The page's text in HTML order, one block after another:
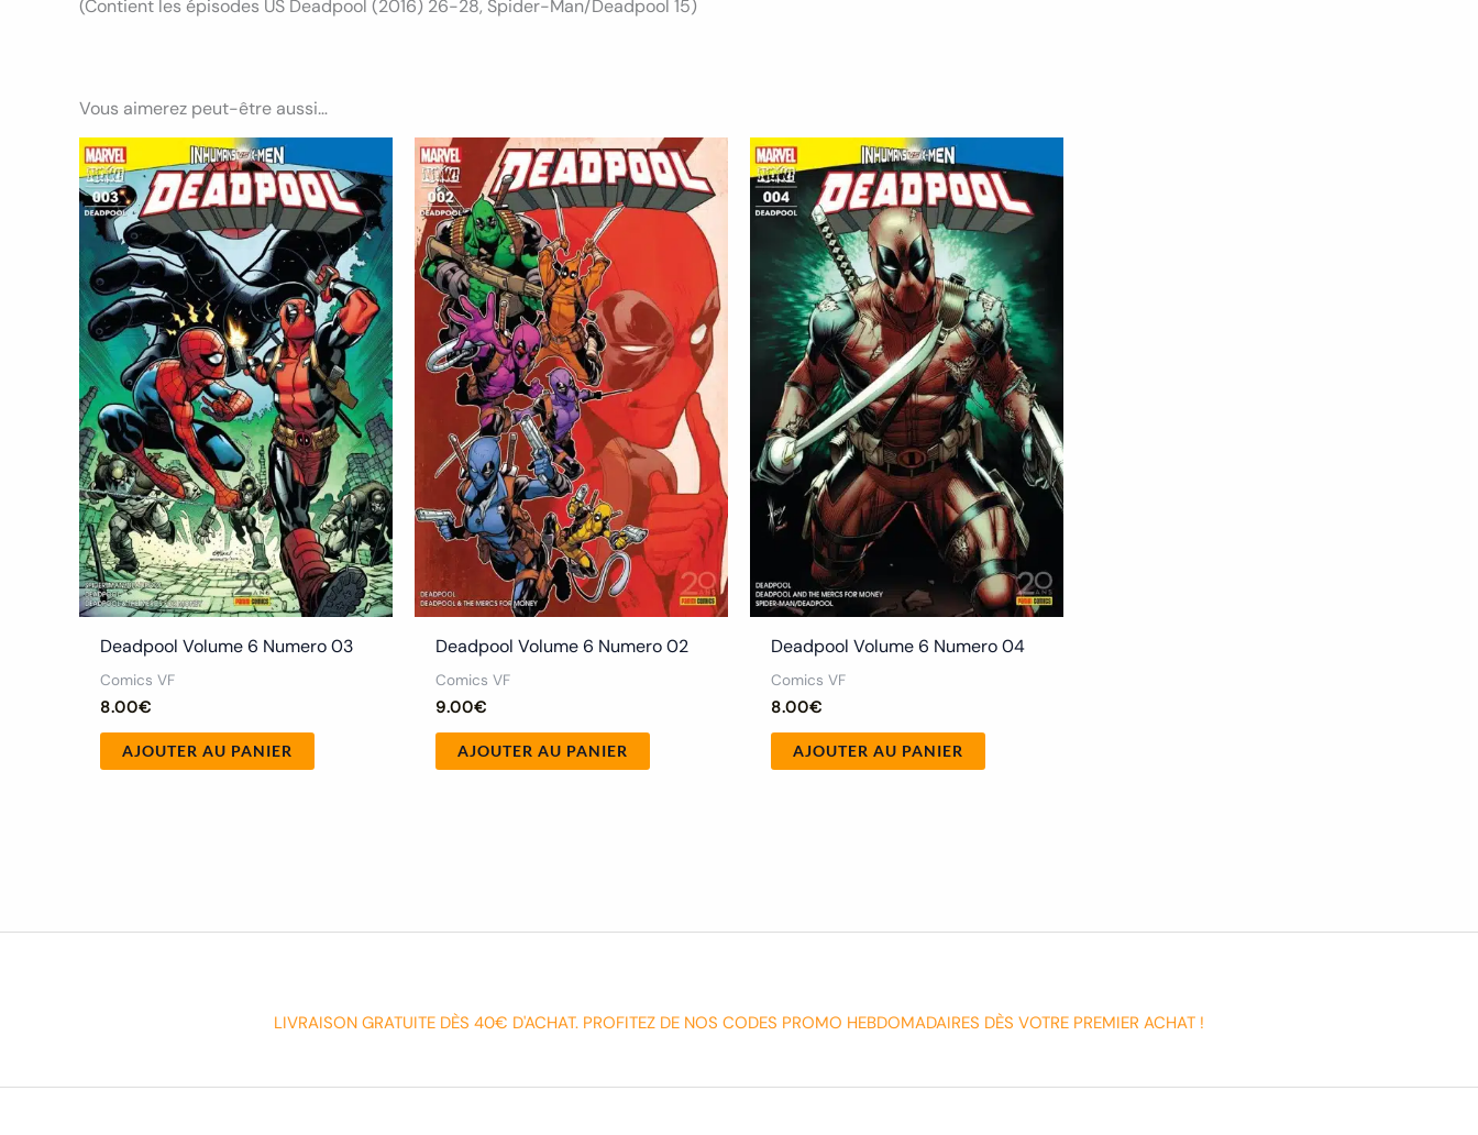
(Contient les épisodes US Deadpool (2016) 26-28, Spider-Man/Deadpool 15)
Vous aimerez peut-être aussi…
Deadpool Volume 6 Numero 03
Comics VF
8.00€
AJOUTER AU PANIER
Deadpool Volume 6 Numero 02
Comics VF
9.00€
AJOUTER AU PANIER
Deadpool Volume 6 Numero 04
Comics VF
8.00€
AJOUTER AU PANIER
LIVRAISON GRATUITE DÈS 40€ D'ACHAT. PROFITEZ DE NOS CODES PROMO HEBDOMADAIRES DÈS VOTRE PREMIER ACHAT !